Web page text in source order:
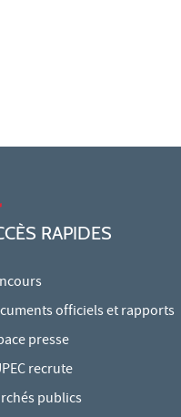
RAPIDES
officiels et rapports
presse
recrute
publics